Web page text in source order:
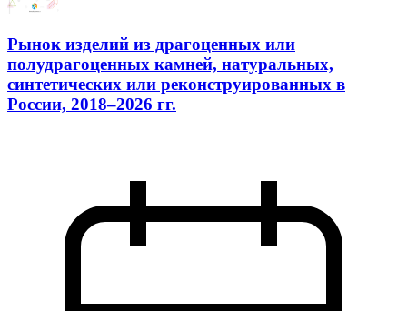
Рынок изделий из драгоценных или
полудрагоценных камней, натуральных,
синтетических или реконструированных в
России, 2018–2026 гг.